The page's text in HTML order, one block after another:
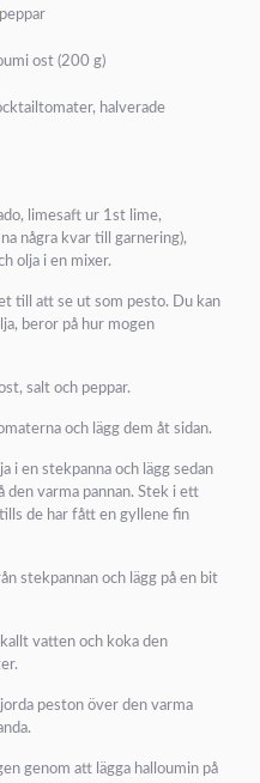
ost (200 g)
halverade
limesaft ur 1st lime,
några kvar till garnering),
olja i en mixer.
till att se ut som pesto. Du kan
beror på hur mogen
salt och peppar.
och lägg dem åt sidan.
i en stekpanna och lägg sedan
den varma pannan. Stek i ett
de har fått en gyllene fin
stekpannan och lägg på en bit
vatten och koka den
peston över den varma
genom att lägga halloumin på